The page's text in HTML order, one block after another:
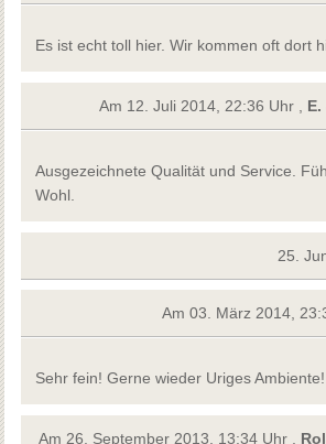
Es ist echt toll hier. Wir kommen oft dort
Am 12. Juli 2014, 22:36 Uhr ,
Ausgezeichnete Qualität und Service.
Wohl.
25.
Am 03. März 2014,
Sehr fein! Gerne wieder Uriges Ambiente!
Am 26. September 2013, 13:34 Uhr ,